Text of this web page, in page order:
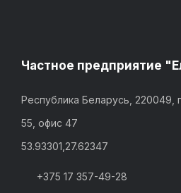
Частное предприятие
Республика Беларусь, 220049,
55, офис 47
53.93301,27.62347
+375 17 357-49-28